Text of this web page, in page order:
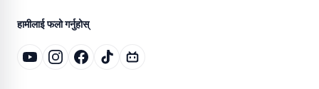
हामीलाई फलो गर्नुहोस्